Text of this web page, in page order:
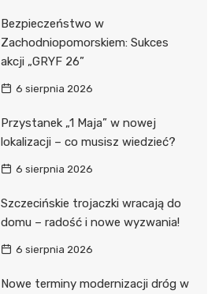
Bezpieczeństwo w
Zachodniopomorskiem: Sukces
akcji „GRYF 26”
6 sierpnia 2026
Przystanek „1 Maja” w nowej
lokalizacji – co musisz wiedzieć?
6 sierpnia 2026
Szczecińskie trojaczki wracają do
domu – radość i nowe wyzwania!
6 sierpnia 2026
Nowe terminy modernizacji dróg w